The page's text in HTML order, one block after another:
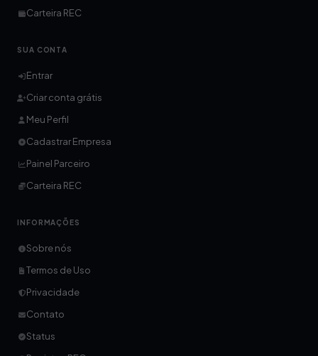
Carteira REC
SUA CONTA
Entrar
Criar conta grátis
Meu Perfil
Cadastrar Empresa
Painel Parceiro
Carteira REC
INFORMAÇÕES
Sobre nós
Termos de Uso
Privacidade
Contato
Status